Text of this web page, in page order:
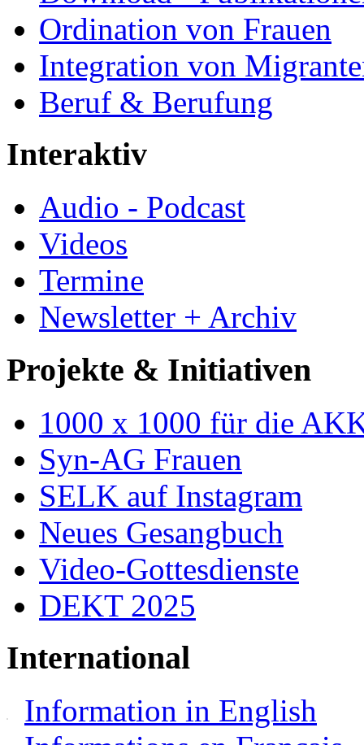
Ordination von Frauen
Integration von
Beruf & Berufung
Interaktiv
Audio - Podcast
Videos
Termine
Newsletter + Archiv
Projekte & Initiativen
1000 x 1000 für die
Syn-AG Frauen
SELK auf Instagram
Neues Gesangbuch
Video-Gottesdienste
DEKT 2025
International
Information in English